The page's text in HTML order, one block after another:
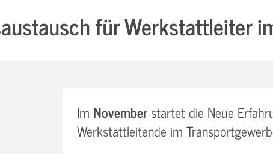
für Werkstattleiter
Im Novemberstartet die Neue
Werkstattleitende im